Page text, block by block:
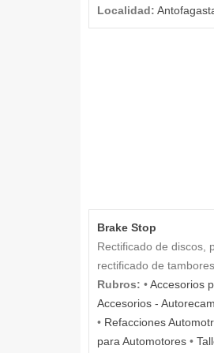
Localidad:
Brake Stop
Rectificado de discos,
rectificado de
Rubros: •Accesorios
Accesorios -
• Refacciones
para Automotores •